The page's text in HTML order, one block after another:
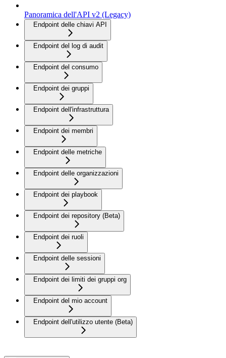
Panoramica dell'API v2 (Legacy)
Endpoint delle chiavi API
Endpoint del log di audit
Endpoint del consumo
Endpoint dei gruppi
Endpoint dell'infrastruttura
Endpoint dei membri
Endpoint delle metriche
Endpoint delle organizzazioni
Endpoint dei playbook
Endpoint dei repository (Beta)
Endpoint dei ruoli
Endpoint delle sessioni
Endpoint dei limiti dei gruppi org
Endpoint del mio account
Endpoint dell'utilizzo utente (Beta)